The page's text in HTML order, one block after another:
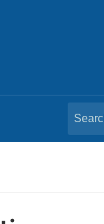
Search
for: